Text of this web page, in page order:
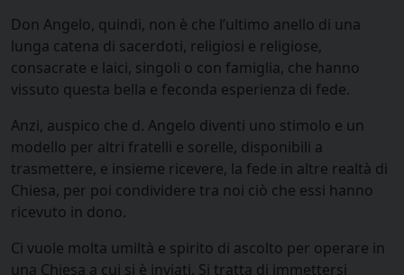
Don Angelo, quindi, non è che l’ultimo anello di una
lunga catena di sacerdoti, religiosi e religiose,
consacrate e laici, singoli o con famiglia, che hanno
vissuto questa bella e feconda esperienza di fede.
Anzi, auspico che d. Angelo diventi uno stimolo e un
modello per altri fratelli e sorelle, disponibili a
trasmettere, e insieme ricevere, la fede in altre realtà di
Chiesa, per poi condividere tra noi ciò che essi hanno
ricevuto in dono.
Ci vuole molta umiltà e spirito di ascolto per operare in
una Chiesa a cui si è inviati. Si tratta di immettersi